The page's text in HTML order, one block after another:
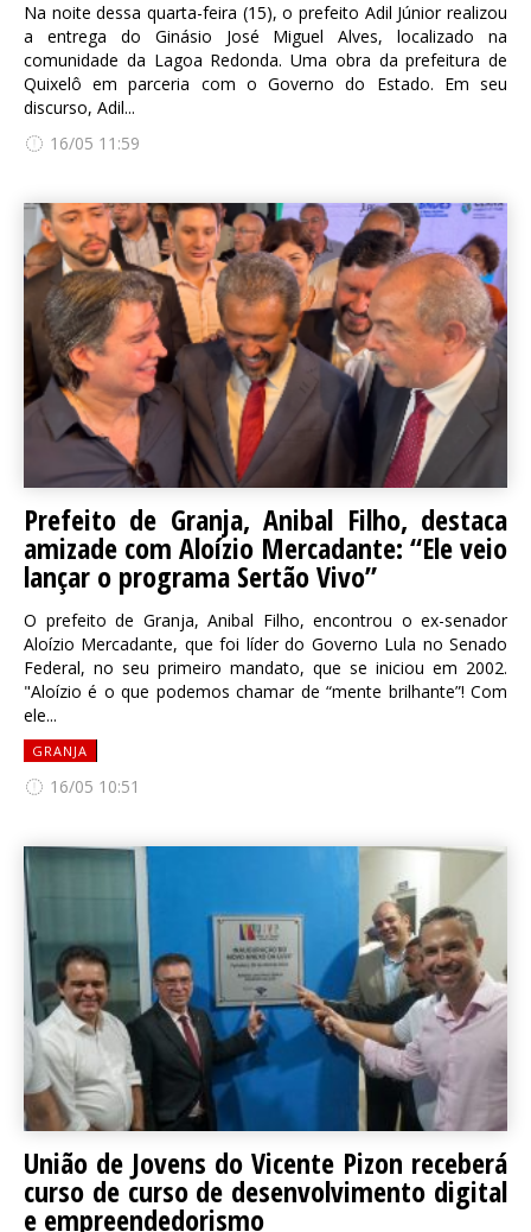
Na noite dessa quarta-feira (15), o prefeito Adil Júnior realizou
a entrega do Ginásio José Miguel Alves, localizado na
comunidade da Lagoa Redonda. Uma obra da prefeitura de
Quixelô em parceria com o Governo do Estado. Em seu
discurso, Adil...
16/05 11:59
Prefeito de Granja, Anibal Filho, destaca
amizade com Aloízio Mercadante: “Ele veio
lançar o programa Sertão Vivo”
O prefeito de Granja, Anibal Filho, encontrou o ex-senador
Aloízio Mercadante, que foi líder do Governo Lula no Senado
Federal, no seu primeiro mandato, que se iniciou em 2002.
"Aloízio é o que podemos chamar de “mente brilhante”! Com
ele...
GRANJA
16/05 10:51
União de Jovens do Vicente Pizon receberá
curso de curso de desenvolvimento digital
e empreendedorismo